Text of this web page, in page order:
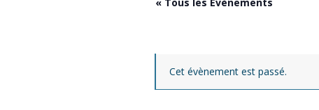
Cet évènement est passé.